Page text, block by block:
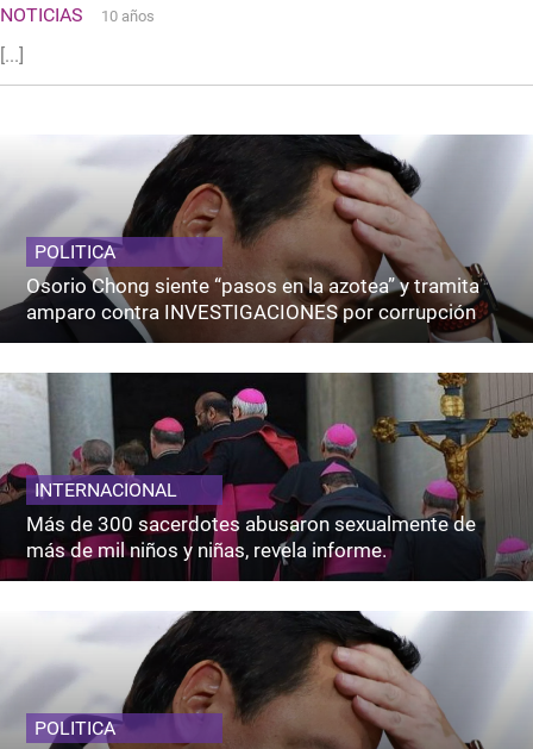
NOTICIAS 10 años
[...]
POLITICA
Osorio Chong siente “pasos en la azotea” y tramita
amparo contra INVESTIGACIONES por corrupción
INTERNACIONAL
Más de 300 sacerdotes abusaron sexualmente de
más de mil niños y niñas, revela informe.
POLITICA